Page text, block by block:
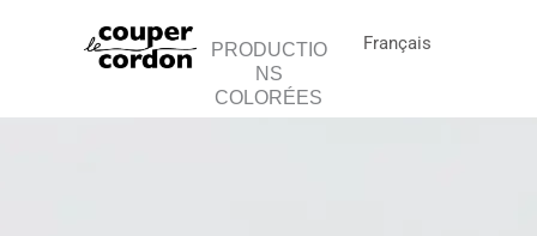
PRODUCTIO
NS
COLORÉES
Français